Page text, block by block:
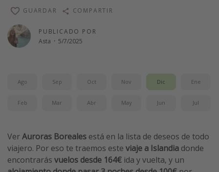
Viajes para singles
Escapadas románticas
Más temas
Cruceros por el Mediterráneo
Hoteles más hot de España
Parques de atracciones
Viaja con musicales
El Rey León el musical
PUBLICADO POR
Asta · 5/7/2025
GUARDAR COMPARTIR
Ago Sep Oct Nov Dic Ene
Feb Mar Abr May Jun Jul
VerAuroras Boreales está en la lista de deseos de todo
viajero. Por eso te traemos este viaje a Islandia donde
encontrarás vuelos desde 164€ ida y vuelta, y un